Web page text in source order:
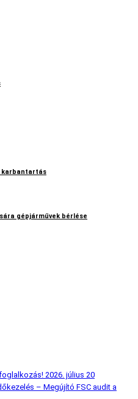
karbantartás
gépjárművek bérlése
2026. július 20
– Megújító FSC audit a